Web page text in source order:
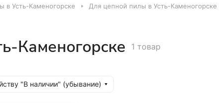
в Усть-Каменогорске Для цепной пилы в Усть-Каменогорске
Каменогорске 1 товар
"В наличии" (убывание)